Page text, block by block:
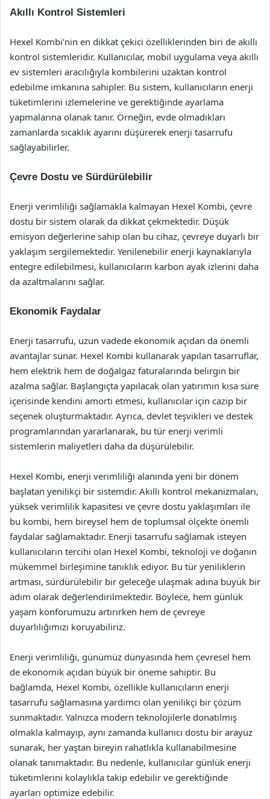
Akıllı Kontrol Sistemleri
Hexel Kombi’nin en dikkat çekici özelliklerinden biri de akıllı
kontrol sistemleridir. Kullanıcılar, mobil uygulama veya akıllı
ev sistemleri aracılığıyla kombilerini uzaktan kontrol
edebilme imkanına sahipler. Bu sistem, kullanıcıların enerji
tüketimlerini izlemelerine ve gerektiğinde ayarlama
yapmalarına olanak tanır. Örneğin, evde olmadıkları
zamanlarda sıcaklık ayarını düşürerek enerji tasarrufu
sağlayabilirler.
Çevre Dostu ve Sürdürülebilir
Enerji verimliliği sağlamakla kalmayan Hexel Kombi, çevre
dostu bir sistem olarak da dikkat çekmektedir. Düşük
emisyon değerlerine sahip olan bu cihaz, çevreye duyarlı bir
yaklaşım sergilemektedir. Yenilenebilir enerji kaynaklarıyla
entegre edilebilmesi, kullanıcıların karbon ayak izlerini daha
da azaltmalarını sağlar.
Ekonomik Faydalar
Enerji tasarrufu, uzun vadede ekonomik açıdan da önemli
avantajlar sunar. Hexel Kombi kullanarak yapılan tasarruflar,
hem elektrik hem de doğalgaz faturalarında belirgin bir
azalma sağlar. Başlangıçta yapılacak olan yatırımın kısa süre
içerisinde kendini amorti etmesi, kullanıcılar için cazip bir
seçenek oluşturmaktadır. Ayrıca, devlet teşvikleri ve destek
programlarından yararlanarak, bu tür enerji verimli
sistemlerin maliyetleri daha da düşürülebilir.
Hexel Kombi, enerji verimliliği alanında yeni bir dönem
başlatan yenilikçi bir sistemdir. Akıllı kontrol mekanizmaları,
yüksek verimlilik kapasitesi ve çevre dostu yaklaşımları ile
bu kombi, hem bireysel hem de toplumsal ölçekte önemli
faydalar sağlamaktadır. Enerji tasarrufu sağlamak isteyen
kullanıcıların tercihi olan Hexel Kombi, teknoloji ve doğanın
mükemmel birleşimine tanıklık ediyor. Bu tür yeniliklerin
artması, sürdürülebilir bir geleceğe ulaşmak adına büyük bir
adım olarak değerlendirilmektedir. Böylece, hem günlük
yaşam konforumuzu artırırken hem de çevreye
duyarlılığımızı koruyabiliriz.
Enerji verimliliği, günümüz dünyasında hem çevresel hem
de ekonomik açıdan büyük bir öneme sahiptir. Bu
bağlamda, Hexel Kombi, özellikle kullanıcıların enerji
tasarrufu sağlamasına yardımcı olan yenilikçi bir çözüm
sunmaktadır. Yalnızca modern teknolojilerle donatılmış
olmakla kalmayıp, aynı zamanda kullanıcı dostu bir arayüz
sunarak, her yaştan bireyin rahatlıkla kullanabilmesine
olanak tanımaktadır. Bu nedenle, kullanıcılar günlük enerji
tüketimlerini kolaylıkla takip edebilir ve gerektiğinde
ayarları optimize edebilir.